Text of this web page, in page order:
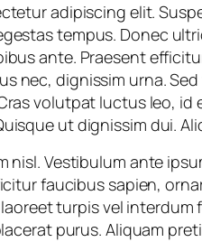
adipiscing elit.
tempus. Donec
ante. Praesent
nec, dignissim urna.
volutpat luctus leo, id
ut dignissim dui.
nisl. Vestibulum ante
faucibus sapien,
turpis vel
purus. Aliquam